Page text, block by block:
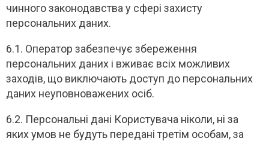
чинного законодавства у сфері захисту
персональних даних.
6.1. Оператор забезпечує збереження
персональних даних і вживає всіх можливих
заходів, що виключають доступ до персональних
даних неуповноважених осіб.
6.2. Персональні дані Користувача ніколи, ні за
яких умов не будуть передані третім особам, за